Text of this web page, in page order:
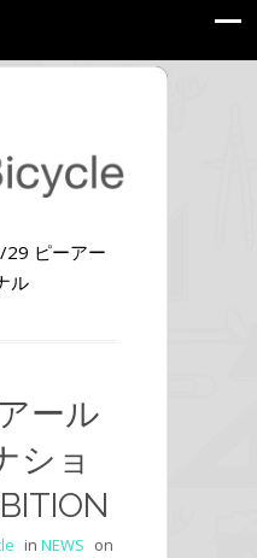
29 ピーアー
ル
ール
ショ
in NEWS on